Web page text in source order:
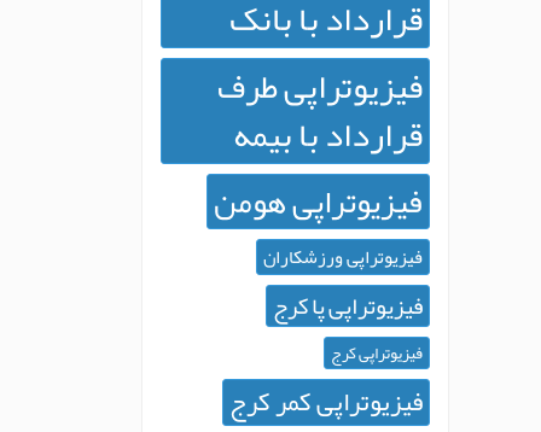
قرارداد با بانک
فیزیوتراپی طرف
قرارداد با بیمه
فیزیوتراپی هومن
فیزیوتراپی ورزشکاران
فیزیوتراپی پا کرج
فیزیوتراپی کرج
فیزیوتراپی کمر کرج